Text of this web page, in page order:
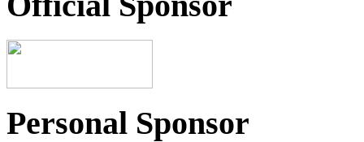
Personal Sponsor